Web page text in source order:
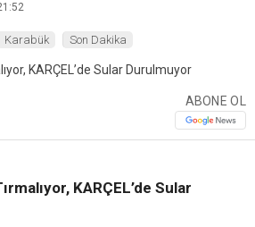
Karabük Son Dakika
ABONE OL
KARÇEL’de Sular